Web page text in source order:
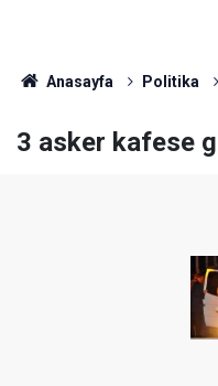
Anasayfa Politika
3 asker kafese